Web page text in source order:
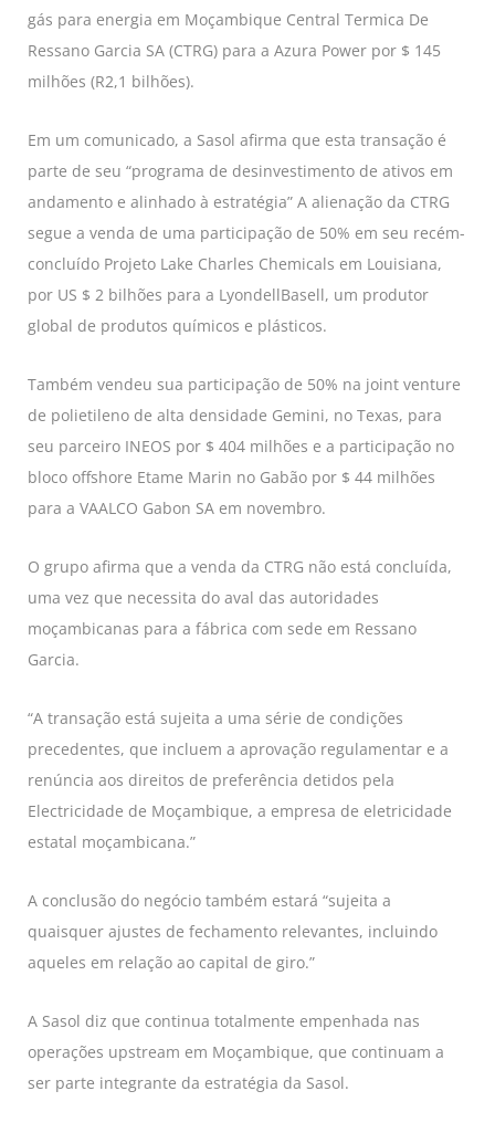
gás para energia em Moçambique Central Termica De
Ressano Garcia SA (CTRG) para a Azura Power por $ 145
milhões (R2,1 bilhões).
Em um comunicado, a Sasol afirma que esta transação é
parte de seu “programa de desinvestimento de ativos em
andamento e alinhado à estratégia” A alienação da CTRG
segue a venda de uma participação de 50% em seu recém-
concluído Projeto Lake Charles Chemicals em Louisiana,
por US $ 2 bilhões para a LyondellBasell, um produtor
global de produtos químicos e plásticos.
Também vendeu sua participação de 50% na joint venture
de polietileno de alta densidade Gemini, no Texas, para
seu parceiro INEOS por $ 404 milhões e a participação no
bloco offshore Etame Marin no Gabão por $ 44 milhões
para a VAALCO Gabon SA em novembro.
O grupo afirma que a venda da CTRG não está concluída,
uma vez que necessita do aval das autoridades
moçambicanas para a fábrica com sede em Ressano
Garcia.
“A transação está sujeita a uma série de condições
precedentes, que incluem a aprovação regulamentar e a
renúncia aos direitos de preferência detidos pela
Electricidade de Moçambique, a empresa de eletricidade
estatal moçambicana.”
A conclusão do negócio também estará “sujeita a
quaisquer ajustes de fechamento relevantes, incluindo
aqueles em relação ao capital de giro.”
A Sasol diz que continua totalmente empenhada nas
operações upstream em Moçambique, que continuam a
ser parte integrante da estratégia da Sasol.